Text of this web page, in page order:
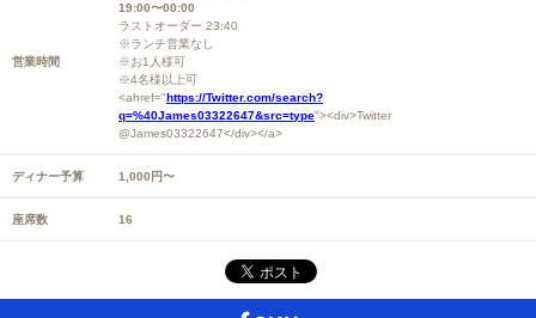
営業時間
19:00〜00:00
ラストオーダー 23:40
※ランチ営業なし
※お1人様可
※4名様以上可
<ahref="https://Twitter.com/search?
q=%40James03322647&src=type"><div>Twitter
@James03322647</div></a>
ディナー予算 1,000円〜
座席数 16